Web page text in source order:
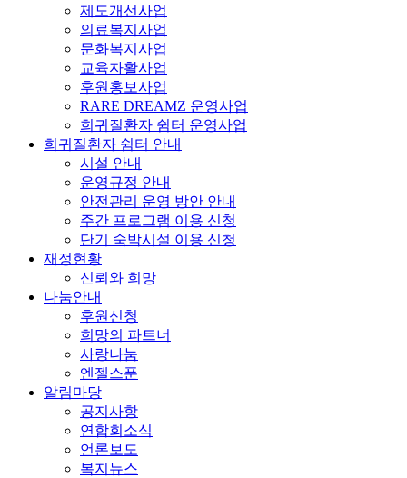
제도개선사업
의료복지사업
문화복지사업
교육자활사업
후원홍보사업
RARE DREAMZ 운영사업
희귀질환자 쉼터 운영사업
희귀질환자 쉼터 안내
시설 안내
운영규정 안내
안전관리 운영 방안 안내
주간 프로그램 이용 신청
단기 숙박시설 이용 신청
재정현황
신뢰와 희망
나눔안내
후원신청
희망의 파트너
사랑나눔
엔젤스푼
알림마당
공지사항
연합회소식
언론보도
복지뉴스